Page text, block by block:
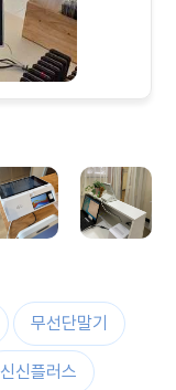
무선단말기
신신플러스